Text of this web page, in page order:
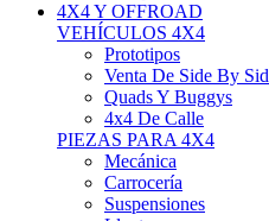
Prototipos
Venta De Side By Side
Quads Y Buggys
4x4 De Calle
PIEZAS PARA 4X4
Mecánica
Carrocería
Suspensiones
Llantas
Neumáticos